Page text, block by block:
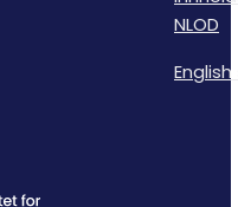
NLOD